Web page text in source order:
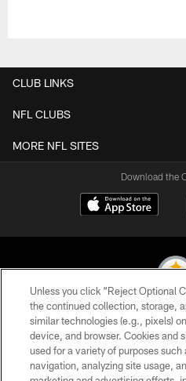
CLUB LINKS
NFL CLUBS
MORE NFL SITES
Download the
© 2026 Pittsburgh
PRIVACY
TERMS
Unless you click “Reject Optional
the continued collection, storage,
similar technologies (e.g., pixels)
device, and browser. Cookies and
used for a variety of purposes
navigation, analyzing site usage,